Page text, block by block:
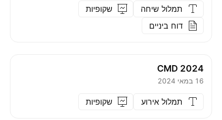
תמלול שיחה
שקופיות
דוח ביניים
CMD 2024
16 במאי 2024
תמלול אירוע שקופיות